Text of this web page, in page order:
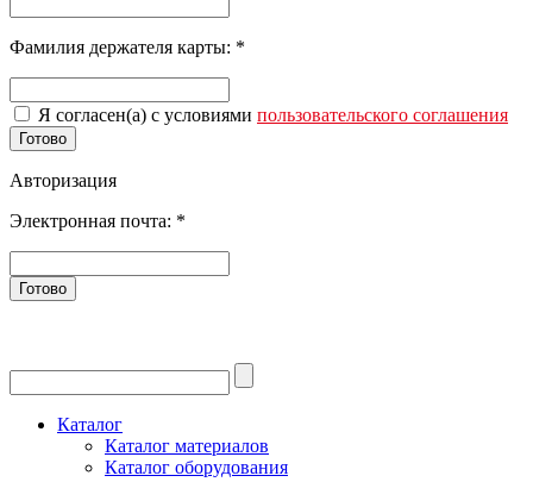
Фамилия держателя карты: *
Я согласен(а) с условиями пользовательского соглашения
Готово
Авторизация
Электронная почта: *
Готово
Каталог
Каталог материалов
Каталог оборудования